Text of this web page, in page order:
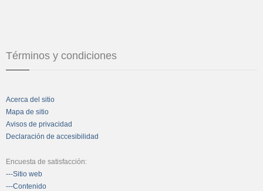
Términos y condiciones
Acerca del sitio
Mapa de sitio
Avisos de privacidad
Declaración de accesibilidad
Encuesta de satisfacción:
---Sitio web
---Contenido